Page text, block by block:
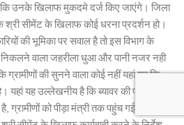
है कि उनके खिलाफ मुकदमे दर्ज किए जाएंगे। जिला
सीमेंट के खिलाफ कोई धरना प्रदर्शन हो।
की भूमिका पर सवाल है तो इस विभाग के
वाला जहरीला धुआ और पानी नजर नही
की सुनने वाला कोई नहीं यहां यह कि
यहां यह उल्लेखनीय है कि ब्यावर की प्रभारी
ग्रामीणों को पीड़ा मंत्री तक पहुंच गई है।